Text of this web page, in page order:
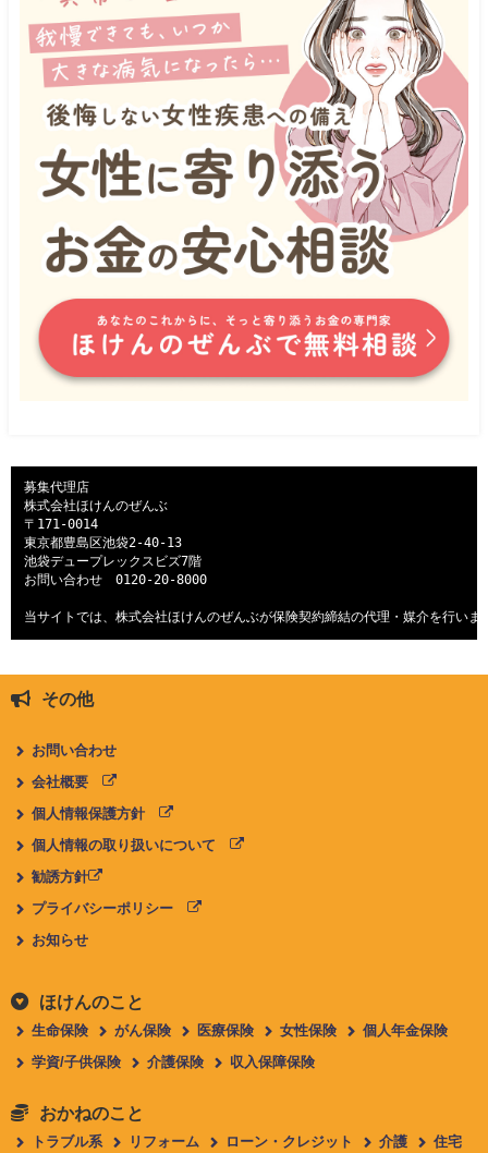
募集代理店
株式会社ほけんのぜんぶ
〒171-0014
東京都豊島区池袋2-40-13
池袋デュープレックスビズ7階
お問い合わせ 0120-20-8000
当サイトでは、株式会社ほけんのぜんぶが保険契約締結の代理・媒介を行いま
その他
お問い合わせ
会社概要
個人情報保護方針
個人情報の取り扱いについて
勧誘方針
プライバシーポリシー
お知らせ
ほけんのこと
生命保険 がん保険 医療保険 女性保険 個人年金保険
学資/子供保険 介護保険 収入保障保険
おかねのこと
トラブル系 リフォーム ローン・クレジット 介護 住宅